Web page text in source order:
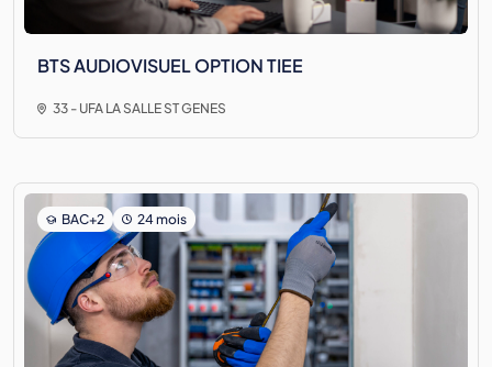
BTS AUDIOVISUEL OPTION TIEE
33 - UFA LA SALLE ST GENES
BAC+2 24 mois